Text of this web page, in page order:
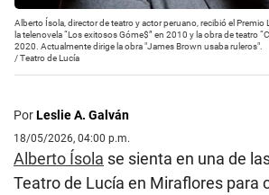
Alberto Ísola, director de teatro y actor peruano, recibió el Premio
la telenovela “Los exitosos Góme$” en 2010 y la obra de teatro
2020. Actualmente dirige la obra "James Brown usaba ruleros".
/Teatro de Lucía
PorLeslie A. Galván
18/05/2026, 04:00 p.m.
Alberto Ísola se sienta en una de
Teatro de Lucía en Miraflores para